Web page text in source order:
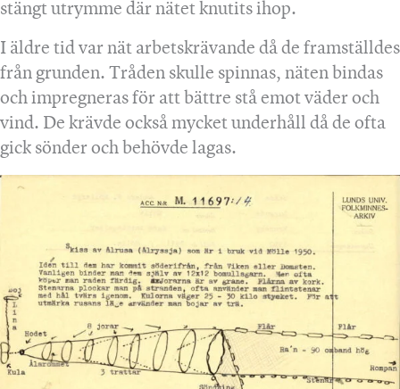
stängt utrymme där nätet knutits ihop.
I äldre tid var nät arbetskrävande då de framställdes
från grunden. Tråden skulle spinnas, näten bindas
och impregneras för att bättre stå emot väder och
vind. De krävde också mycket underhåll då de ofta
gick sönder och behövde lagas.